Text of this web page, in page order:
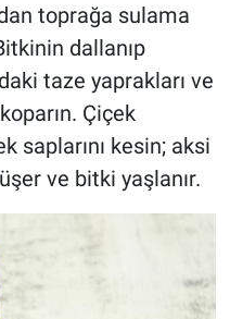
toprağa sulama
dallanıp
taze yaprakları ve
Çiçek
saplarını kesin; aksi
ve bitki yaşlanır.